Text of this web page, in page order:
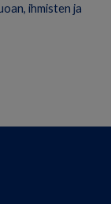
ihmisten ja